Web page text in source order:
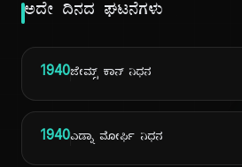
ಅದೇ ದಿನದ ಘಟನೆಗಳು
1940ಜೇಮ್ಸ್ ಕಾನ್ ನಿಧನ
1940ಎಡ್ನಾ ಮೋರ್ಫಿ ನಿಧನ